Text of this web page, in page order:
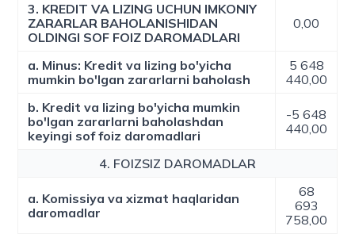
3. KREDIT VA LIZING UCHUN IMKONIY
ZARARLAR BAHOLANISHIDAN
OLDINGI SOF FOIZ DAROMADLARI
0,00
a. Minus: Kredit va lizing bo'yicha
mumkin bo'lgan zararlarni baholash
5 648
440,00
b. Kredit va lizing bo'yicha mumkin
bo'lgan zararlarni baholashdan
keyingi sof foiz daromadlari
-5 648
440,00
4. FOIZSIZ DAROMADLAR
a. Komissiya va xizmat haqlaridan
daromadlar
68
693
758,00